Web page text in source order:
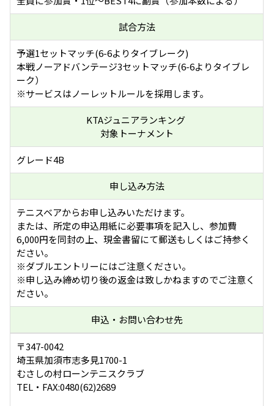
試合方法
予選1セットマッチ(6-6よりタイブレーク)
本戦ノーアドバンテージ3セットマッチ(6-6よりタイブレ
ーク）
※サービスはノーレットルールを採用します。
KTAジュニアランキング
対象トーナメント
グレード4B
申し込み方法
テニスベアからお申し込みいただけます。
または、所定の申込用紙に必要事項を記入し、参加費
6,000円を同封の上、現金書留にて郵送もしくはご持参く
ださい。
※ダブルエントリーにはご注意ください。
※申し込み締め切り後の返金は致しかねますのでご注意く
ださい。
申込・お問い合わせ先
〒347-0042
埼玉県加須市志多見1700-1
むさしの村ローンテニスクラブ
TEL・FAX:0480(62)2689